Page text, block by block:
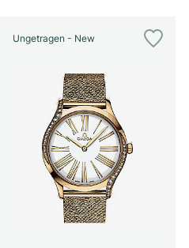
Ungetragen - New